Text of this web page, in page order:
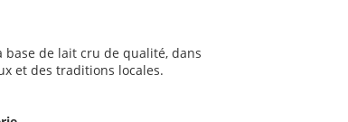
de lait cru de qualité, dans
et des traditions locales.